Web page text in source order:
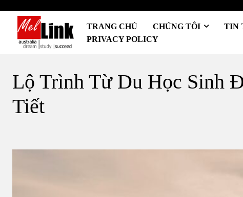
TRANG CHỦ CHÚNG TÔI TIN
PRIVACY POLICY
Lộ Trình Từ Du Học Sinh
Tiết